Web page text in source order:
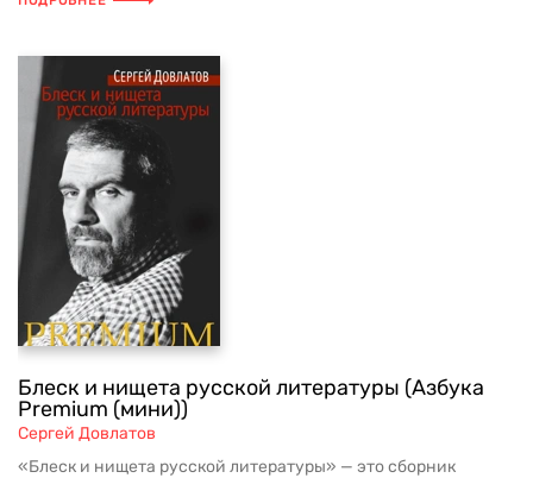
Блеск и нищета русской литературы (Азбука
Premium (мини))
Сергей Довлатов
«Блеск и нищета русской литературы» — это сборник